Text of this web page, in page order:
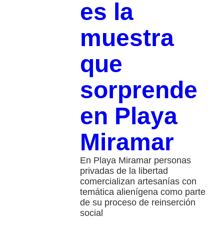
es la
muestra
que
sorprende
en Playa
Miramar
En Playa Miramar personas
privadas de la libertad
comercializan artesanías con
temática alienígena como parte
de su proceso de reinserción
social